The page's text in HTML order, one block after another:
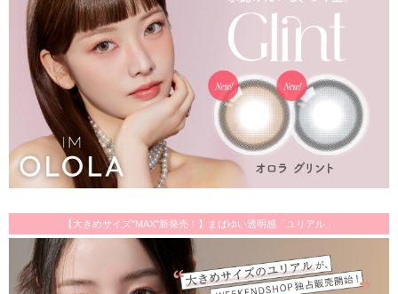
【大きめサイズ"MAX"新発売！】まばゆい透明感「ユリアル」